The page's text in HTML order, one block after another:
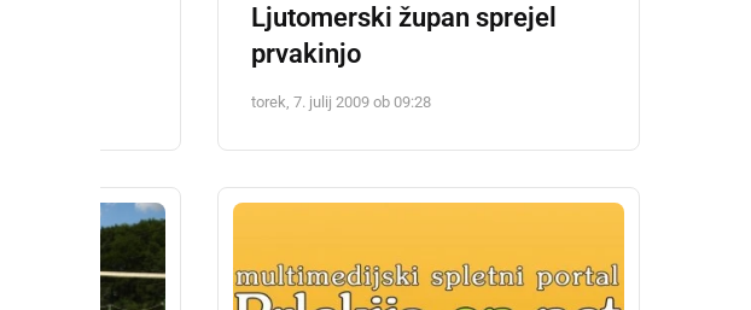
Ljutomerski župan sprejel
prvakinjo
torek, 7. julij 2009 ob 09:28